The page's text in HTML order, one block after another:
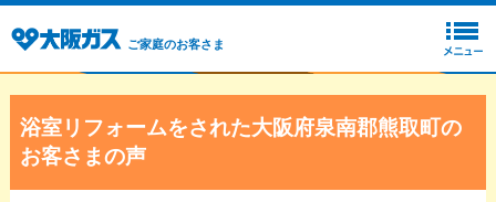
ご家庭のお客さま
浴室リフォームをされた大阪府泉南郡熊取町の
お客さまの声